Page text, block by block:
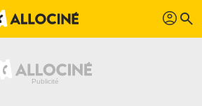
profil search